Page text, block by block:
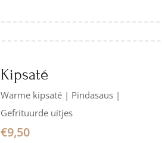
Kipsaté
Warme kipsaté | Pindasaus |
Gefrituurde uitjes
€9,50